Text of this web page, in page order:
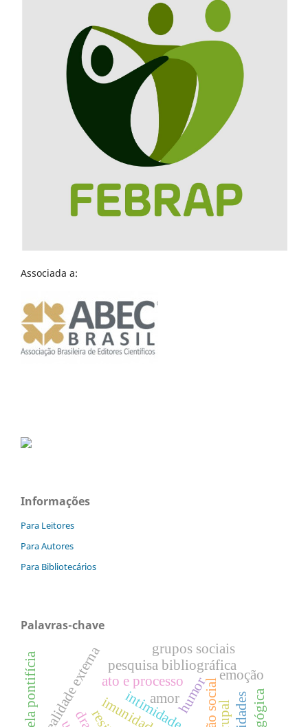
Associada a:
Informações
Para Leitores
Para Autores
Para Bibliotecários
Palavras-chave
realidade externa pesquisa bibliográfica
amor
intimidade
ato e processo
grupos sociais
emoção
humor